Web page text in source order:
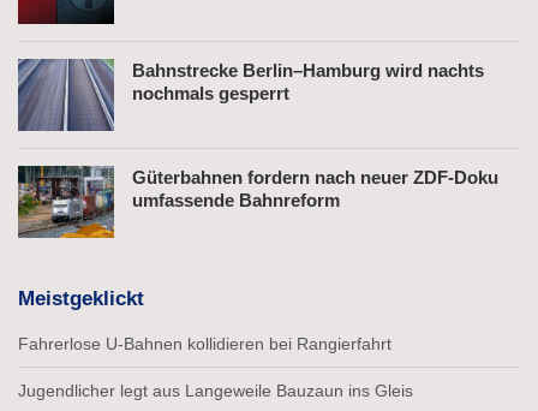
Bahnstrecke Berlin–Hamburg wird nachts
nochmals gesperrt
Güterbahnen fordern nach neuer ZDF-Doku
umfassende Bahnreform
Meistgeklickt
Fahrerlose U-Bahnen kollidieren bei Rangierfahrt
Jugendlicher legt aus Langeweile Bauzaun ins Gleis